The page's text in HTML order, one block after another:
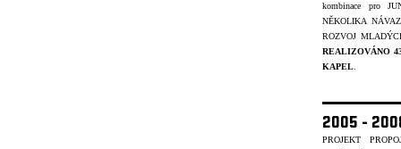
kombinace pro
NĚKOLIKA
ROZVOJ
REALIZOVÁNO
KAPEL
2005 -
PROJEKT